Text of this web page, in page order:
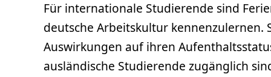
Für internationale Studierende sind
deutsche Arbeitskultur kennenzulernen.
Auswirkungen auf ihren
ausländische Studierende zugänglich